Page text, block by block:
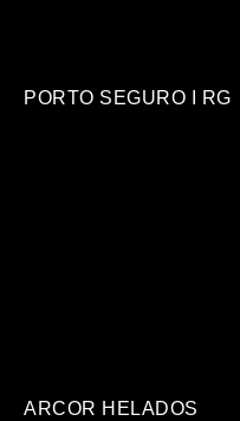
PORTO SEGURO I RG
ARCOR HELADOS